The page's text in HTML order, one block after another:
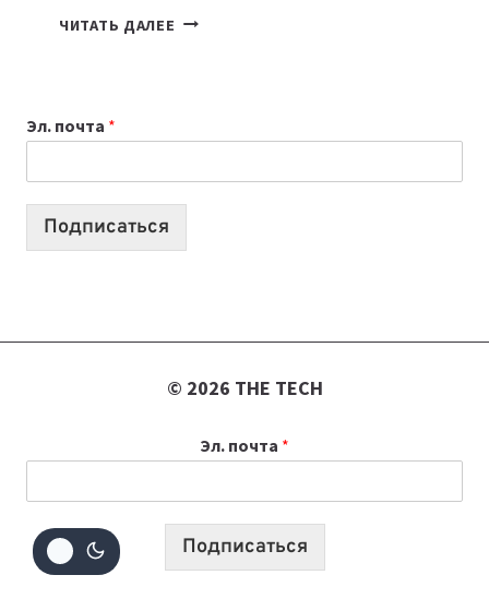
ЧИТАТЬ ДАЛЕЕ 7
СОЗДАВАТЬ
ПРОДУКТЫ
Эл. почта *
Подписаться
© 2026 THE TECH
Эл. почта *
Подписаться